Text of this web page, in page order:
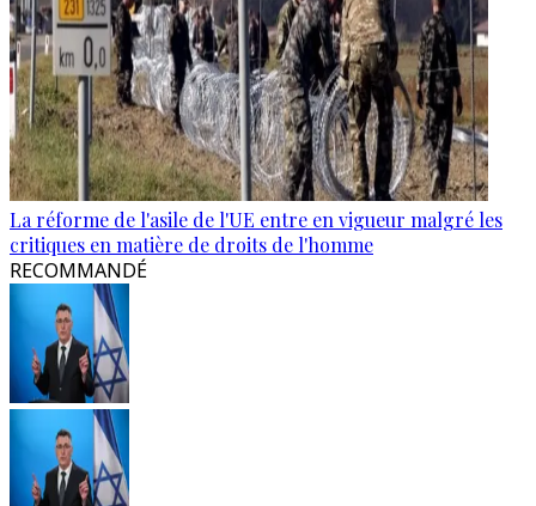
La réforme de l'asile de l'UE entre en vigueur malgré les
critiques en matière de droits de l'homme
RECOMMANDÉ